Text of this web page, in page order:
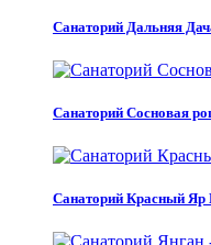
Санаторий Дальняя
Санаторий Сосновая
Санаторий Красный Яр